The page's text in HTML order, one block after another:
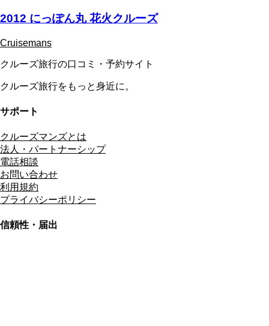
2012 にっぽん丸 花火クルーズ
Cruisemans
クルーズ旅行の口コミ・予約サイト
クルーズ旅行をもっと身近に。
サポート
クルーズマンズとは
法人・パートナーシップ
電話相談
お問い合わせ
利用規約
プライバシーポリシー
信頼性・届出